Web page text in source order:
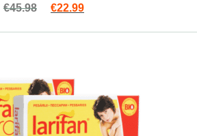
4.87
из
€45.98 Первоначальная цена
€22.99Текущая цена: